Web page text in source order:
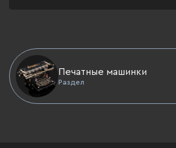
Печатные машинки
Раздел